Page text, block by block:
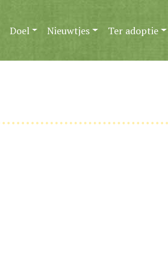
Doel Nieuwtjes Ter adoptie